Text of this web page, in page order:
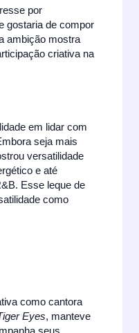
por
gostaria de compor
ambição mostra
criativa na
em lidar com
seja mais
versatilidade
e até
Esse leque de
como
como cantora
Eyes, manteve
seus